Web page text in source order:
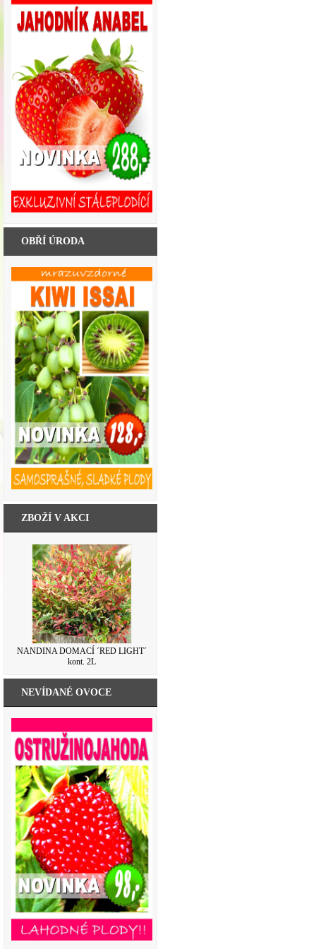
OBŘÍ ÚRODA
ZBOŽÍ V AKCI
NANDINA DOMACÍ ´RED LIGHT´
kont. 2L
NEVÍDANÉ OVOCE